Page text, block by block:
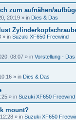
zum aufnähen/
20:19 » in Dies & Das
» in Suzuki XF650 Freewind
08:07 » in Vorstellung - Das
» in Dies & Das
» in Suzuki XF650 Freewind
mount?
» in Suzuki XF650